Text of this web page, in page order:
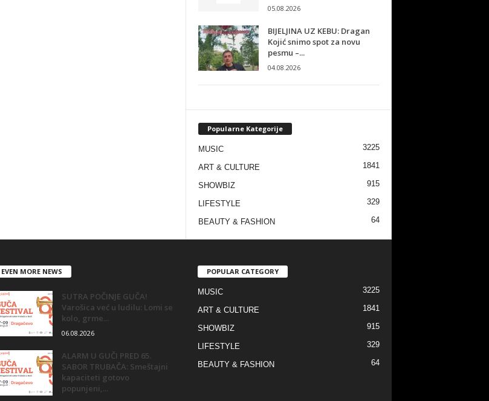
05.08.2026
BIJELJINA UZ KEBU: Dragan
Kojić snimo spot za novu
pesmu –...
04.08.2026
Popularne Kategorije
MUSIC 3225
ART & CULTURE 1841
SHOWBIZ 915
LIFESTYLE 329
BEAUTY & FASHION 64
EVEN MORE NEWS
SUTRA POČINJE GUČA!
Varošica već u ludilu: Lomi se
kolo, grme...
06.08.2026
ALARM U GUČI PRED 65.
SABOR TRUBAČA: Smeštajni
kapaciteti gotovo
popunjeni,...
POPULAR CATEGORY
MUSIC 3225
ART & CULTURE 1841
SHOWBIZ 915
LIFESTYLE 329
BEAUTY & FASHION 64